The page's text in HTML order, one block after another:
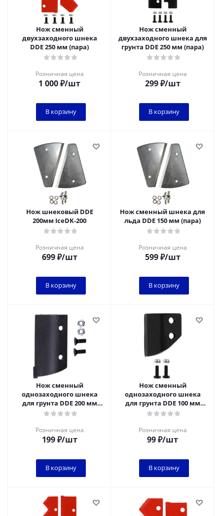
Нож сменный
двухзаходного шнека
DDE 250 мм (пара)
Розничная цена
1 000₽/шт
В корзину
Нож сменный
двухзаходного шнека для
грунта DDE 250 мм (пара)
Розничная цена
299₽/шт
В корзину
Нож шнековый DDE
200мм IceDK-200
Розничная цена
699₽/шт
В корзину
Нож сменный шнека для
льда DDE 150 мм (пара)
Розничная цена
599₽/шт
В корзину
Нож сменный
однозаходного шнека
для грунта DDE 200 мм
(один)
Розничная цена
199₽/шт
В корзину
Нож сменный
однозаходного шнека
для грунта DDE 100 мм
(один)
Розничная цена
99₽/шт
В корзину